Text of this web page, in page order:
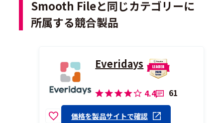
Smooth Fileと同じカテゴリーに
所属する競合製品
Everidays
4.4 61
価格を製品サイトで確認